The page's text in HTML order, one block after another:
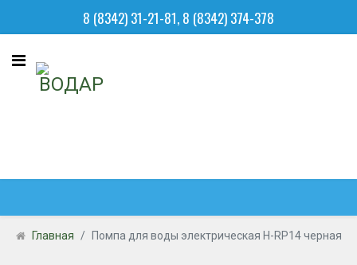
8 (8342) 31-21-81, 8 (8342) 374-378
Главная Помпа для воды электрическая H-RP14 черная